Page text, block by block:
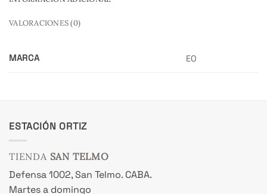
VALORACIONES (0)
MARCA EO
ESTACIÓN ORTIZ
TIENDA SAN TELMO
Defensa 1002, San Telmo. CABA.
Martes a domingo